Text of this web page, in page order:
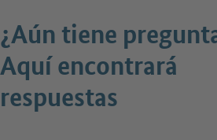
¿Aún tiene
Aquí encontrará
respuestas